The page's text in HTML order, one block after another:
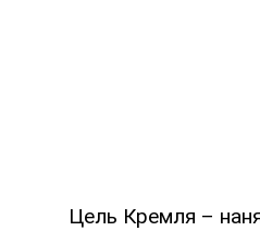
Цель Кремля –